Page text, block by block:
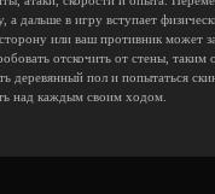
дальше в игру вступает
или ваш противник может
отскочить от стены, таким
деревянный пол и попытаться
над каждым своим ходом.